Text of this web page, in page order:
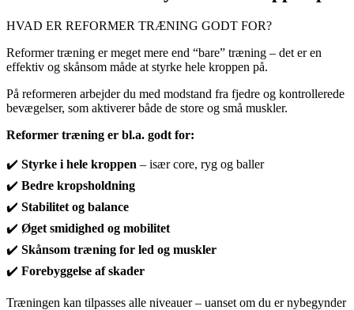
HVAD ER REFORMER TRÆNING GODT FOR?
Reformer træning er meget mere end “bare” træning – det er en
effektiv og skånsom måde at styrke hele kroppen på.
På reformeren arbejder du med modstand fra fjedre og kontrollerede
bevægelser, som aktiverer både de store og små muskler.
Reformer træning er bl.a. godt for:
✔️ Styrke i hele kroppen – især core, ryg og baller
✔️ Bedre kropsholdning
✔️ Stabilitet og balance
✔️ Øget smidighed og mobilitet
✔️ Skånsom træning for led og muskler
✔️ Forebyggelse af skader
Træningen kan tilpasses alle niveauer – uanset om du er nybegynder